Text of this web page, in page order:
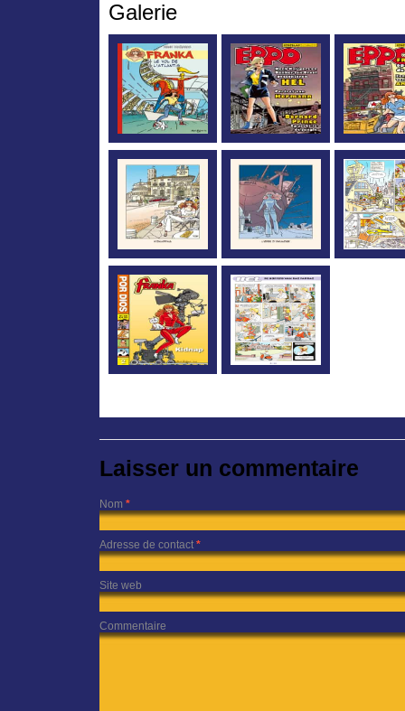
Galerie
Laisser un commentaire
Nom *
Adresse de contact *
Site web
Commentaire